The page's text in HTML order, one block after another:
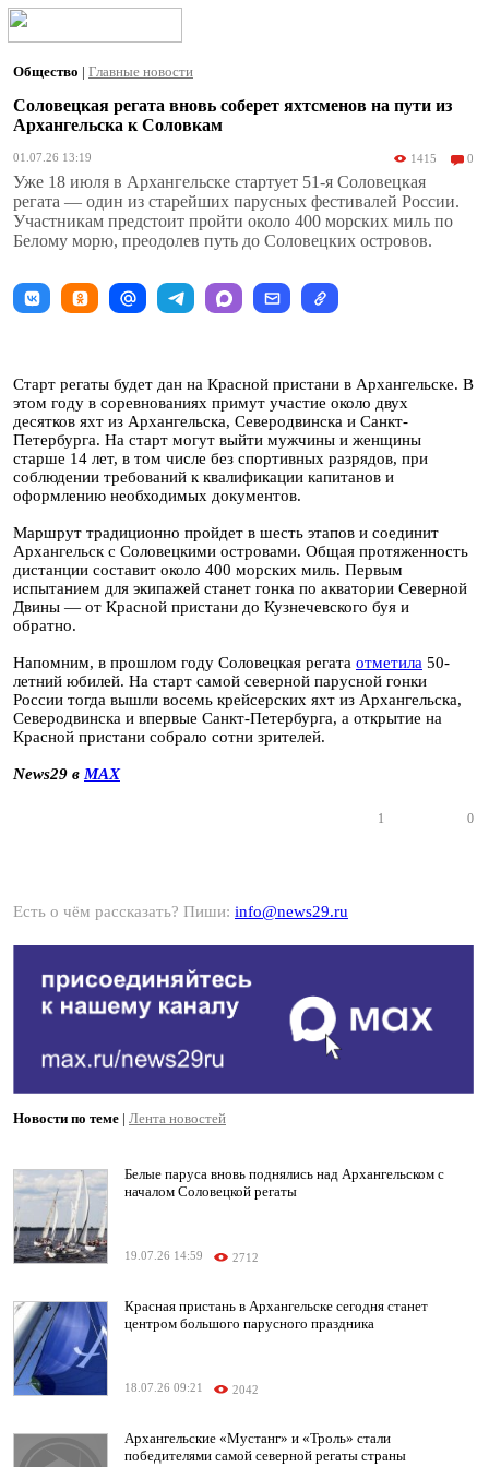
Общество | Главные новости
Соловецкая регата вновь соберет яхтсменов на пути из
Архангельска к Соловкам
01.07.26 13:19 1415 0
Уже 18 июля в Архангельске стартует 51-я Соловецкая
регата — один из старейших парусных фестивалей России.
Участникам предстоит пройти около 400 морских миль по
Белому морю, преодолев путь до Соловецких островов.
Старт регаты будет дан на Красной пристани в Архангельске. В
этом году в соревнованиях примут участие около двух
десятков яхт из Архангельска, Северодвинска и Санкт-
Петербурга. На старт могут выйти мужчины и женщины
старше 14 лет, в том числе без спортивных разрядов, при
соблюдении требований к квалификации капитанов и
оформлению необходимых документов.
Маршрут традиционно пройдет в шесть этапов и соединит
Архангельск с Соловецкими островами. Общая протяженность
дистанции составит около 400 морских миль. Первым
испытанием для экипажей станет гонка по акватории Северной
Двины — от Красной пристани до Кузнечевского буя и
обратно.
Напомним, в прошлом году Соловецкая регата отметила 50-
летний юбилей. На старт самой северной парусной гонки
России тогда вышли восемь крейсерских яхт из Архангельска,
Северодвинска и впервые Санкт-Петербурга, а открытие на
Красной пристани собрало сотни зрителей.
News29 в MAX
1 0
Есть о чём рассказать? Пиши: info@news29.ru
Новости по теме | Лента новостей
Белые паруса вновь поднялись над Архангельском с
началом Соловецкой регаты
19.07.26 14:59 2712
Красная пристань в Архангельске сегодня станет
центром большого парусного праздника
18.07.26 09:21 2042
Архангельские «Мустанг» и «Троль» стали
победителями самой северной регаты страны